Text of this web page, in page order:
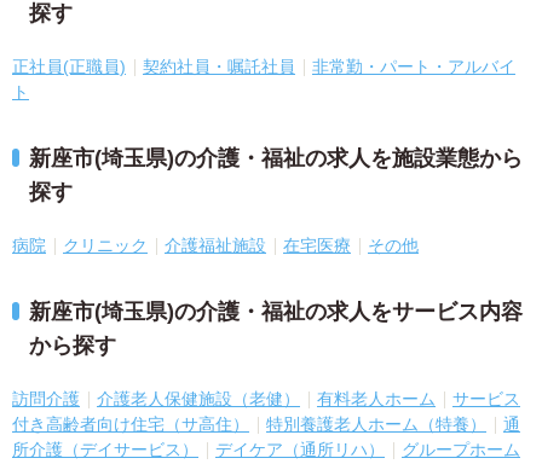
探す
正社員(正職員) 契約社員・嘱託社員
非常勤・パート・アルバイ
ト
新座市(埼玉県)の介護・福祉の求人を施設業態から
探す
病院 クリニック 介護福祉施設 在宅医療 その他
新座市(埼玉県)の介護・福祉の求人をサービス内容
から探す
訪問介護 介護老人保健施設（老健） 有料老人ホーム
サービス
付き高齢者向け住宅（サ高住）
特別養護老人ホーム（特養）
通
所介護（デイサービス）
デイケア（通所リハ）
グループホーム